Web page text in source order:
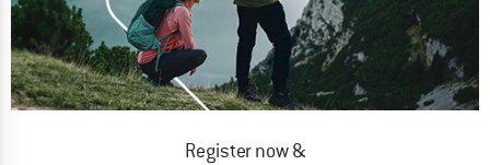
Register now &